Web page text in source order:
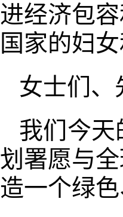
进经济包
国家的妇
女士们、
我们今天
划署愿与
造一个绿